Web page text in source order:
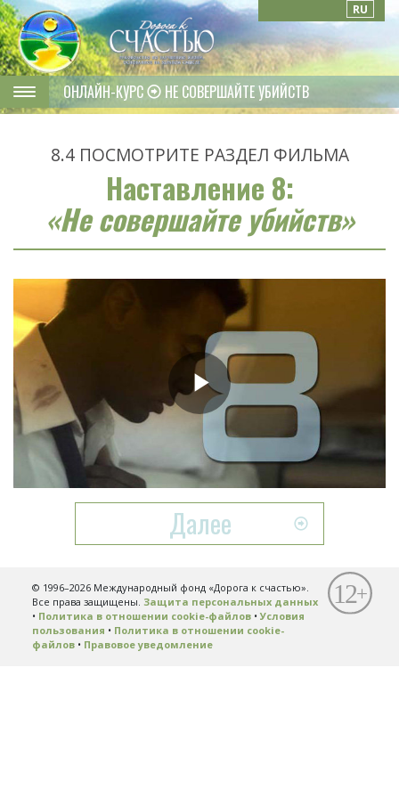
RU
ОНЛАЙН-КУРС НЕ СОВЕРШАЙТЕ УБИЙСТВ
8.4ПОСМОТРИТЕ РАЗДЕЛ ФИЛЬМА
Наставление 8:
«Не совершайте убийств»
Play
Video
Далее
© 1996–2026 Международный фонд «Дорога к счастью».
Все права защищены. Защита персональных данных
• Политика в отношении cookie-файлов• Условия
пользования • Политика в отношении cookie-
файлов• Правовое уведомление